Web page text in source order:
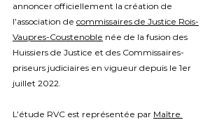
annoncer officiellement la création de
l’association de commissaires de Justice Rois-
Vaupres-Coustenoble née de la fusion des
Huissiers de Justice et des Commissaires-
priseurs judiciaires en vigueur depuis le 1er
juillet 2022.
L’étude RVC est représentée par Maître